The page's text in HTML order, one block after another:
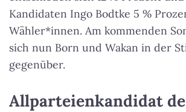
Kandidaten Ingo Bodtke 5 %
Wähler*innen. Am kommenden
sich nun Born und Wakan in der
gegenüber.
Allparteienkandidat